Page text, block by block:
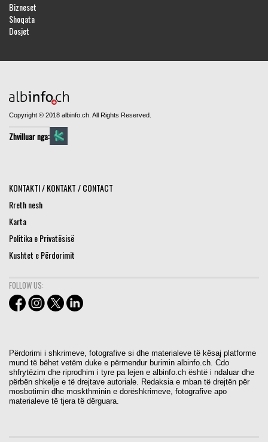
Bizneset
Shoqata
Dosjet
Copyright © 2018 albinfo.ch. All Rights Reserved.
Zhvilluar nga:
KONTAKTI / KONTAKT / CONTACT
Rreth nesh
Karta
Politika e Privatësisë
Kushtet e Përdorimit
FOLLOW US:
Përdorimi i shkrimeve, fotografive si dhe materialeve të kësaj platforme
mund të bëhet vetëm duke e përmendur burimin albinfo.ch. Cdo
shfrytëzim dhe riprodhim i tyre pa lejen e albinfo.ch është i ndaluar dhe
përbën shkelje e të drejtave autoriale. Redaksia e mban të drejtën për
mosbotimin dhe moskthminin e dorëshkrimeve, fotografive apo
materialeve të tjera të dërguara.